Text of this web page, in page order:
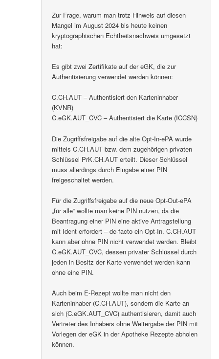
Zur Frage, warum man trotz Hinweis auf diesen
Mangel im August 2024 bis heute keinen
kryptographischen Echtheitsnachweis umgesetzt
hat:
Es gibt zwei Zertifikate auf der eGK, die zur
Authentisierung verwendet werden können:
C.CH.AUT – Authentisiert den Karteninhaber
(KVNR)
C.eGK.AUT_CVC – Authentisiert die Karte (ICCSN)
Die Zugriffsfreigabe auf die alte Opt-In-ePA wurde
mittels C.CH.AUT bzw. dem zugehörigen privaten
Schlüssel PrK.CH.AUT erteilt. Dieser Schlüssel
muss allerdings durch Eingabe einer PIN
freigeschaltet werden.
Für die Zugriffsfreigabe auf die neue Opt-Out-ePA
„für alle“ wollte man keine PIN nutzen, da die
Beantragung einer PIN eine aktive Antragstellung
mit Ident erfordert – de-facto ein Opt-In. C.CH.AUT
kann aber ohne PIN nicht verwendet werden. Bleibt
C.eGK.AUT_CVC, dessen privater Schlüssel durch
jeden in Besitz der Karte verwendet werden kann
ohne eine PIN.
Auch beim E-Rezept wollte man nicht den
Karteninhaber (C.CH.AUT), sondern die Karte an
sich (C.eGK.AUT_CVC) authentisieren, damit auch
Vertreter des Inhabers ohne Weitergabe der PIN mit
Vorlegen der eGK in der Apotheke Rezepte abholen
können.